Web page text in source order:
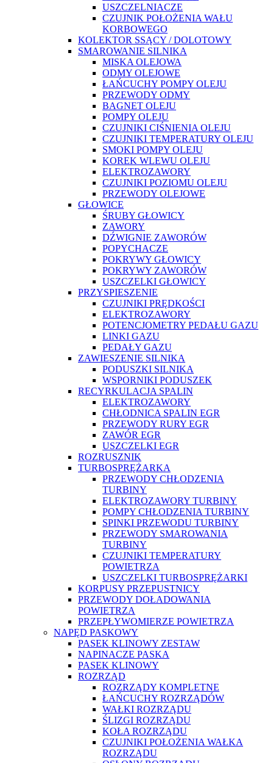
USZCZELNIACZE
CZUJNIK POŁOŻENIA WAŁU
KORBOWEGO
KOLEKTOR SSĄCY / DOLOTOWY
SMAROWANIE SILNIKA
MISKA OLEJOWA
ODMY OLEJOWE
ŁAŃCUCHY POMPY OLEJU
PRZEWODY ODMY
BAGNET OLEJU
POMPY OLEJU
CZUJNIKI CIŚNIENIA OLEJU
CZUJNIKI TEMPERATURY OLEJU
SMOKI POMPY OLEJU
KOREK WLEWU OLEJU
ELEKTROZAWORY
CZUJNIKI POZIOMU OLEJU
PRZEWODY OLEJOWE
GŁOWICE
ŚRUBY GŁOWICY
ZAWORY
DŹWIGNIE ZAWORÓW
POPYCHACZE
POKRYWY GŁOWICY
POKRYWY ZAWORÓW
USZCZELKI GŁOWICY
PRZYSPIESZENIE
CZUJNIKI PRĘDKOŚCI
ELEKTROZAWORY
POTENCJOMETRY PEDAŁU GAZU
LINKI GAZU
PEDAŁY GAZU
ZAWIESZENIE SILNIKA
PODUSZKI SILNIKA
WSPORNIKI PODUSZEK
RECYRKULACJA SPALIN
ELEKTROZAWORY
CHŁODNICA SPALIN EGR
PRZEWODY RURY EGR
ZAWÓR EGR
USZCZELKI EGR
ROZRUSZNIK
TURBOSPRĘŻARKA
PRZEWODY CHŁODZENIA
TURBINY
ELEKTROZAWORY TURBINY
POMPY CHŁODZENIA TURBINY
SPINKI PRZEWODU TURBINY
PRZEWODY SMAROWANIA
TURBINY
CZUJNIKI TEMPERATURY
POWIETRZA
USZCZELKI TURBOSPRĘŻARKI
KORPUSY PRZEPUSTNICY
PRZEWODY DOŁADOWANIA
POWIETRZA
PRZEPŁYWOMIERZE POWIETRZA
NAPĘD PASKOWY
PASEK KLINOWY ZESTAW
NAPINACZE PASKA
PASEK KLINOWY
ROZRZĄD
ROZRZĄDY KOMPLETNE
ŁAŃCUCHY ROZRZĄDÓW
WAŁKI ROZRZĄDU
ŚLIZGI ROZRZĄDU
KOŁA ROZRZĄDU
CZUJNIKI POŁOŻENIA WAŁKA
ROZRZĄDU